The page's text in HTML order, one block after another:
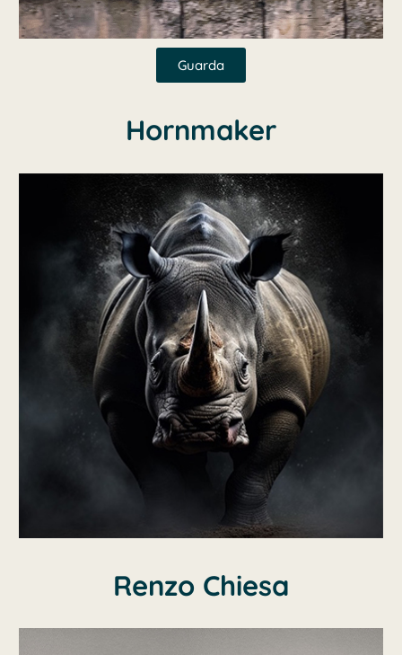
Guarda
Hornmaker
Renzo Chiesa